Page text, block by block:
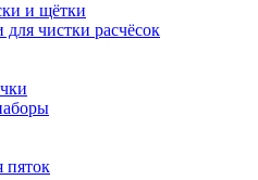
и щётки
чистки расчёсок
пяток